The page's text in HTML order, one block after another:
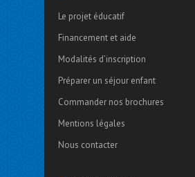
Le projet éducatif
Financement et aide
Modalités d’inscription
Préparer un séjour enfant
Commander nos brochures
Mentions légales
Nous contacter